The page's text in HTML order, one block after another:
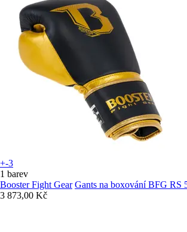
+-3
1 barev
Booster Fight Gear Gants na boxování BFG RS
3 873,00 Kč